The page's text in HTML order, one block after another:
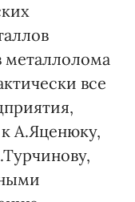
металлолома
все
А.Яценюку,